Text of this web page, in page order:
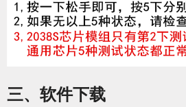
三、软件下载